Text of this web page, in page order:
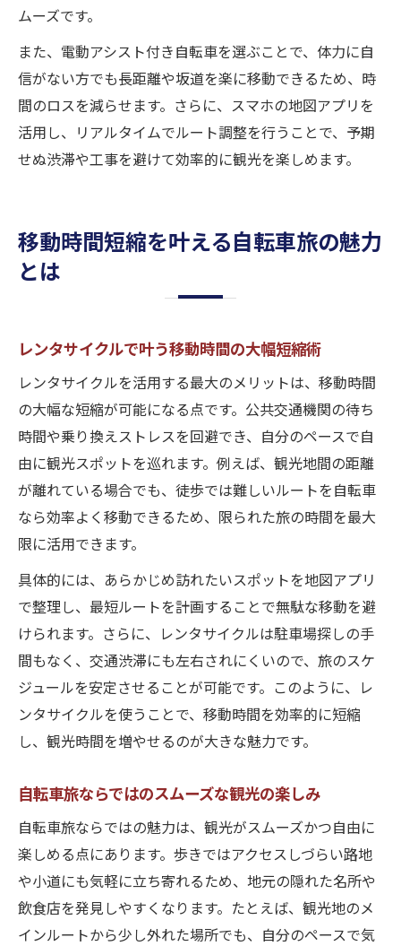
ムーズです。
また、電動アシスト付き自転車を選ぶことで、体力に自
信がない方でも長距離や坂道を楽に移動できるため、時
間のロスを減らせます。さらに、スマホの地図アプリを
活用し、リアルタイムでルート調整を行うことで、予期
せぬ渋滞や工事を避けて効率的に観光を楽しめます。
移動時間短縮を叶える自転車旅の魅力
とは
レンタサイクルで叶う移動時間の大幅短縮術
レンタサイクルを活用する最大のメリットは、移動時間
の大幅な短縮が可能になる点です。公共交通機関の待ち
時間や乗り換えストレスを回避でき、自分のペースで自
由に観光スポットを巡れます。例えば、観光地間の距離
が離れている場合でも、徒歩では難しいルートを自転車
なら効率よく移動できるため、限られた旅の時間を最大
限に活用できます。
具体的には、あらかじめ訪れたいスポットを地図アプリ
で整理し、最短ルートを計画することで無駄な移動を避
けられます。さらに、レンタサイクルは駐車場探しの手
間もなく、交通渋滞にも左右されにくいので、旅のスケ
ジュールを安定させることが可能です。このように、レ
ンタサイクルを使うことで、移動時間を効率的に短縮
し、観光時間を増やせるのが大きな魅力です。
自転車旅ならではのスムーズな観光の楽しみ
自転車旅ならではの魅力は、観光がスムーズかつ自由に
楽しめる点にあります。歩きではアクセスしづらい路地
や小道にも気軽に立ち寄れるため、地元の隠れた名所や
飲食店を発見しやすくなります。たとえば、観光地のメ
インルートから少し外れた場所でも、自分のペースで気